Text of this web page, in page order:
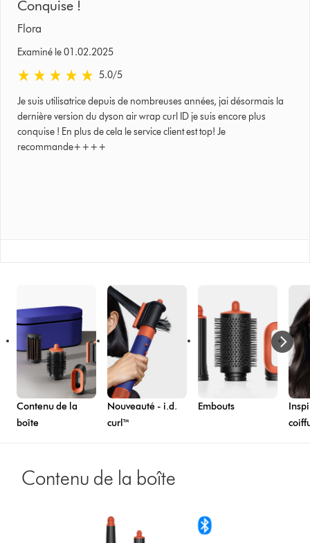
Conquise !
Flora
Examiné le 01.02.2025
5.0 stars out of 5 from Examiné le 01.02.2025 Avis
5.0/5
Je suis utilisatrice depuis de nombreuses années, jai désormais la
dernière version du dyson air wrap curl ID je suis encore plus
conquise ! En plus de cela le service client est top! Je
recommande++++
Contenu de la
boîte
Nouveauté - i.d.
curl™
Embouts
Contenu de la boîte